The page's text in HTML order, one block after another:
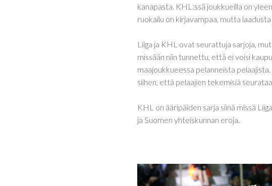
kanapasta. KHL:ssä joukkueilla on
ruokailu on kirjavampaa, mutta
Liiga ja KHL ovat seurattuja sarjoja,
missään niin tunnettu, että ei voisi
maajoukkueessa pelanneista
siihen, että pelaajien tekemisiä
KHL on ääripäiden sarja siinä missä
ja Suomen yhteiskunnan eroja.